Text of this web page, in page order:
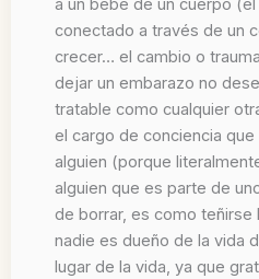
a un bebe de un cuerpo
conectado a través de un
crecer… el cambio o
dejar un embarazo no
tratable como cualquier
el cargo de conciencia
alguien (porque
alguien que es parte de
de borrar, es como
nadie es dueño de la vida
lugar de la vida, ya que